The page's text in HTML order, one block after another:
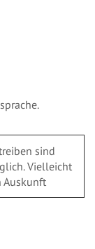
sind
Vielleicht
Auskunft